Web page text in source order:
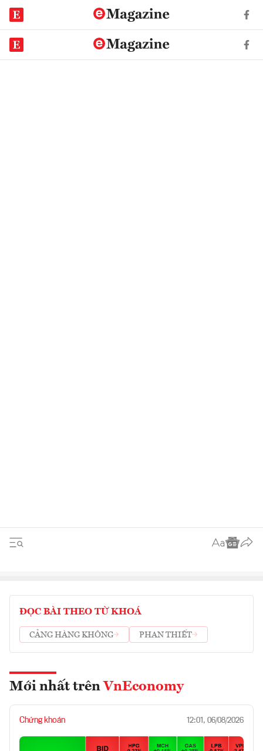
ĐỌC BÀI THEO TỪ KHOÁ
CẢNG HÀNG KHÔNG PHAN THIẾT
Mới nhất trên VnEconomy
Chứng khoán 12:01, 06/08/2026